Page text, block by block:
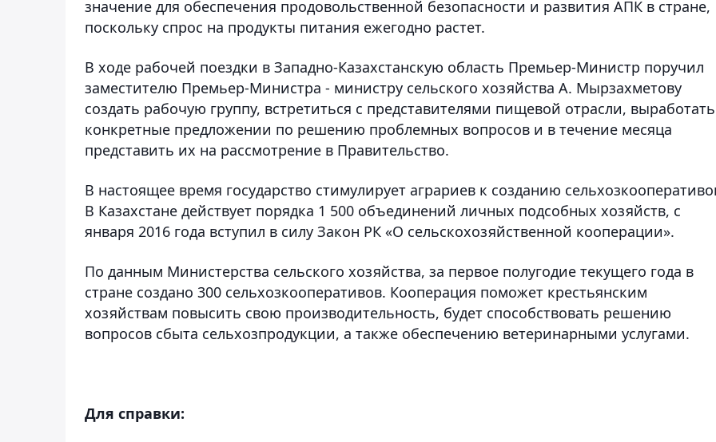
значение для обеспечения продовольственной безопасности и развития АПК в стране,
поскольку спрос на продукты питания ежегодно растет.
В ходе рабочей поездки в Западно-Казахстанскую область Премьер-Министр поручил
заместителю Премьер-Министра - министру сельского хозяйства А. Мырзахметову
создать рабочую группу, встретиться с представителями пищевой отрасли, выработать
конкретные предложении по решению проблемных вопросов и в течение месяца
представить их на рассмотрение в Правительство.
В настоящее время государство стимулирует аграриев к созданию
В Казахстане действует порядка 1 500 объединений личных подсобных хозяйств, с
января 2016 года вступил в силу Закон РК «О сельскохозяйственной кооперации».
По данным Министерства сельского хозяйства, за первое полугодие текущего года в
стране создано 300 сельхозкооперативов. Кооперация поможет крестьянским
хозяйствам повысить свою производительность, будет способствовать решению
вопросов сбыта сельхозпродукции, а также обеспечению ветеринарными услугами.
Для справки: